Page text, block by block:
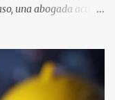
una abogada actuó
con su cliente. Para
y solicitó que se